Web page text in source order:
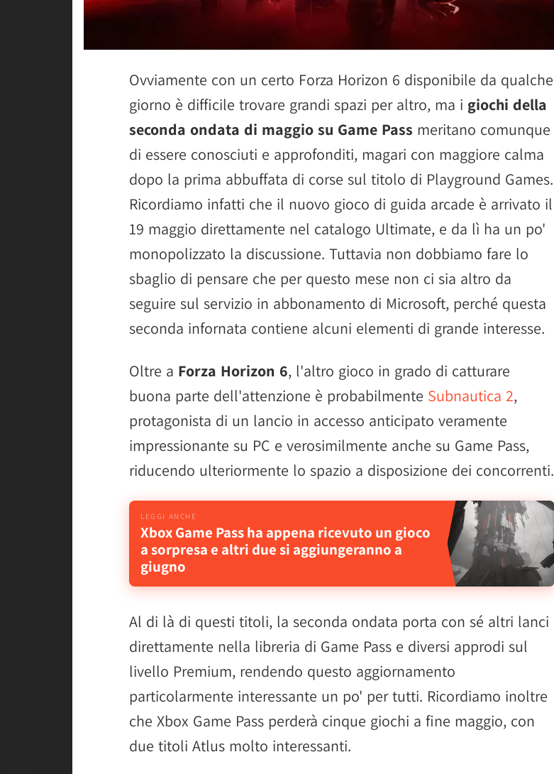
Ovviamente con un certo Forza Horizon 6 disponibile da qualche
giorno è difficile trovare grandi spazi per altro, ma i giochi della
seconda ondata di maggio su Game Pass meritano comunque
di essere conosciuti e approfonditi, magari con maggiore calma
dopo la prima abbuffata di corse sul titolo di Playground Games.
Ricordiamo infatti che il nuovo gioco di guida arcade è arrivato il
19 maggio direttamente nel catalogo Ultimate, e da lì ha un po'
monopolizzato la discussione. Tuttavia non dobbiamo fare lo
sbaglio di pensare che per questo mese non ci sia altro da
seguire sul servizio in abbonamento di Microsoft, perché questa
seconda infornata contiene alcuni elementi di grande interesse.
Oltre a Forza Horizon 6, l'altro gioco in grado di catturare
buona parte dell'attenzione è probabilmente Subnautica 2,
protagonista di un lancio in accesso anticipato veramente
impressionante su PC e verosimilmente anche su Game Pass,
riducendo ulteriormente lo spazio a disposizione dei concorrenti.
Xbox Game Pass ha appena ricevuto un gioco
a sorpresa e altri due si aggiungeranno a
giugno
Al di là di questi titoli, la seconda ondata porta con sé altri lanci
direttamente nella libreria di Game Pass e diversi approdi sul
livello Premium, rendendo questo aggiornamento
particolarmente interessante un po' per tutti. Ricordiamo inoltre
che Xbox Game Pass perderà cinque giochi a fine maggio, con
due titoli Atlus molto interessanti.